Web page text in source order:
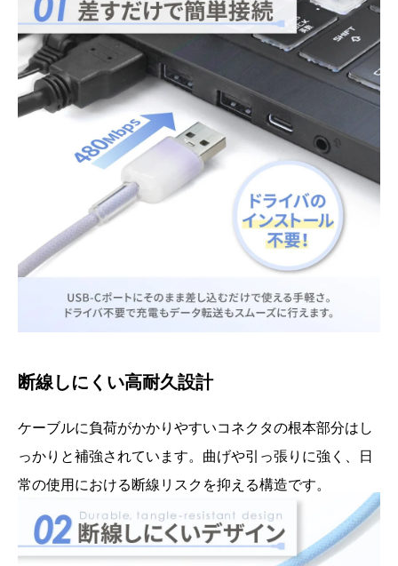
断線しにくい高耐久設計
ケーブルに負荷がかかりやすいコネクタの根本部分はし
っかりと補強されています。曲げや引っ張りに強く、日
常の使用における断線リスクを抑える構造です。